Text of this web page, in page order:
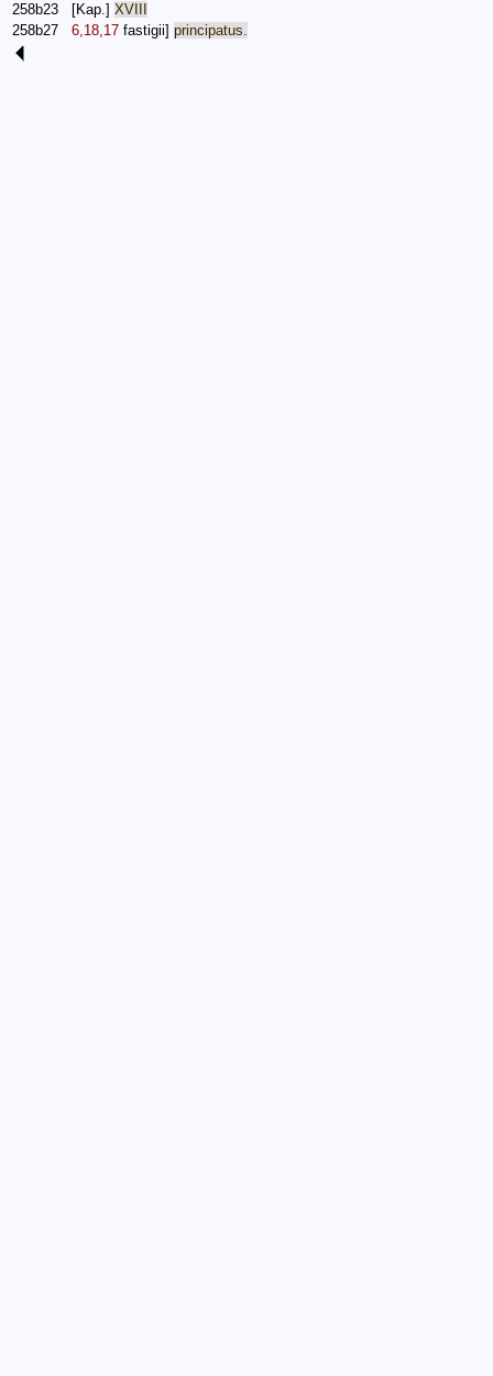
258b23
[Kap.] XVIII
258b27
6,18,17 fastigii] principatus.